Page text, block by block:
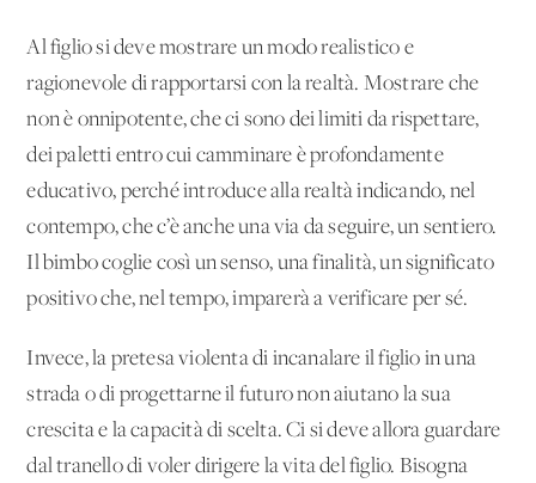
Al figlio si deve mostrare un modo realistico e
ragionevole di rapportarsi con la realtà. Mostrare che
non è onnipotente, che ci sono dei limiti da rispettare,
dei paletti entro cui camminare è profondamente
educativo, perché introduce alla realtà indicando, nel
contempo, che c’è anche una via da seguire, un sentiero.
Il bimbo coglie così un senso, una finalità, un significato
positivo che, nel tempo, imparerà a verificare per sé.
Invece, la pretesa violenta di incanalare il figlio in una
strada o di progettarne il futuro non aiutano la sua
crescita e la capacità di scelta. Ci si deve allora guardare
dal tranello di voler dirigere la vita del figlio. Bisogna